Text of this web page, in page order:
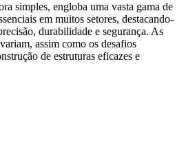
simples, engloba uma vasta gama de
em muitos setores, destacando-
durabilidade e segurança. As
assim como os desafios
de estruturas eficazes e